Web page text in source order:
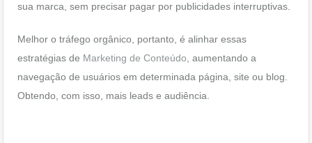
sua marca, sem precisar pagar por publicidades interruptivas.
Melhor o tráfego orgânico, portanto, é alinhar essas
estratégias de Marketing de Conteúdo, aumentando a
navegação de usuários em determinada página, site ou blog.
Obtendo, com isso, mais leads e audiência.